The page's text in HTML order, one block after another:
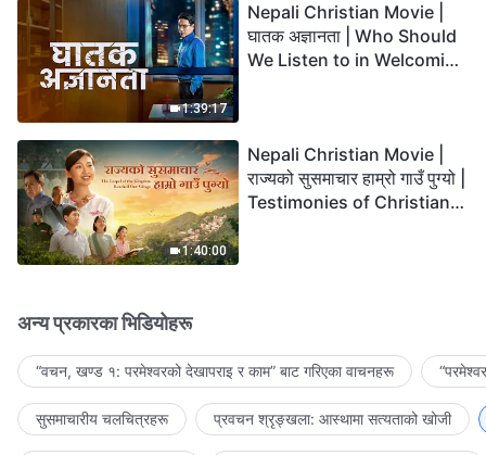
1:39:17
Nepali Christian Movie |
घातक अज्ञानता | Who Should
We Listen to in Welcoming
1:40:00
Nepali Christian Movie |
राज्यको सुसमाचार हाम्रो गाउँ पुग्यो |
Testimonies of Christians
अन्य प्रकारका भिडियोहरू
“वचन, खण्ड १: परमेश्‍वरको देखापराइ र काम” बाट गरिएका वाचनहरू
सुसमाचारीय चलचित्रहरू प्रवचन श्रृङ्खला: आस्थामा सत्यताको खोजी